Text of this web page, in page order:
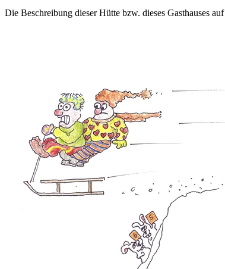
Die Beschreibung dieser Hütte bzw. dieses Gasthauses auf